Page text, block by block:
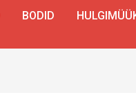
BODID